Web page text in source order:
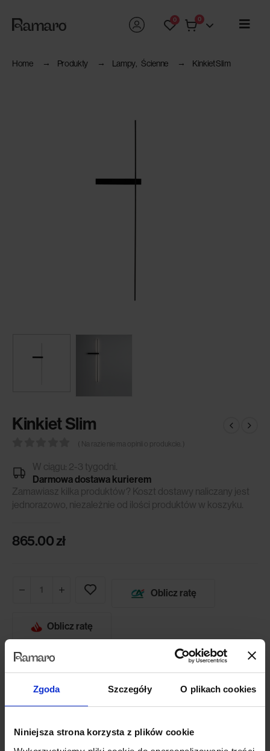
Zgoda Szczegóły O plikach cookies
Niniejsza strona korzysta z plików cookie
0 0
Home Produkty Lampy Ścienne Kinkiet Slim
Kinkiet Slim
( Na razie nie ma opinii o produkcie. )
W ciągu: 2-3 tygodni.
Darmowa dostawa kurierem
Zamawiasz kilka produktów? Koszt dostawy naliczany jest
jednorazowo, niezależnie od ilości produktów w koszyku.
865.00zł
Oblicz ratę
Oblicz ratę
Potrzebujesz większego wyboru tkanin?
W sklepie internetowym posiadamy tylko niewielką część tkanin, z